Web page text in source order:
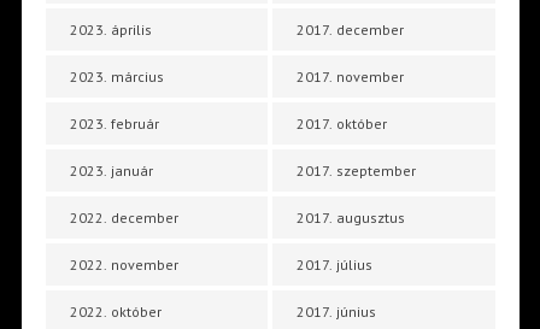
2023. április
2023. március
2023. február
2023. január
2022. december
2022. november
2022. október
2017. december
2017. november
2017. október
2017. szeptember
2017. augusztus
2017. július
2017. június